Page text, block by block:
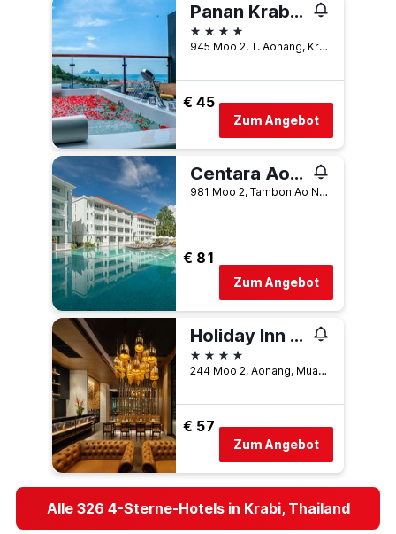
Panan Krabi Resort
4 Sterne
945 Moo 2, T. Aonang, Krabi, Thailand
€ 45
Zum Angebot
Centara Ao Nang Beach Resort & Spa Krabi
981 Moo 2, Tambon Ao Nang, Krabi, Thailand
€ 81
Zum Angebot
Holiday Inn Resort Krabi Ao Nang Beach, An IHG Hotel
4 Sterne
244 Moo 2, Aonang, Muang, Krabi, Thailand
€ 57
Zum Angebot
Alle 326 4-Sterne-Hotels in Krabi, Thailand